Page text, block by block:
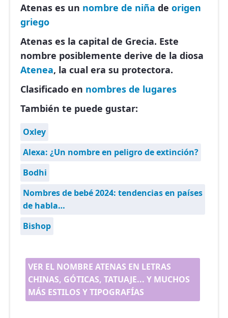
Atenas es un nombre de niña de origen
griego
Atenas es la capital de Grecia. Este
nombre posiblemente derive de la diosa
Atenea, la cual era su protectora.
Clasificado en nombres de lugares
También te puede gustar:
Oxley
Alexa: ¿Un nombre en peligro de extinción?
Bodhi
Nombres de bebé 2024: tendencias en países
de habla…
Bishop
VER EL NOMBRE ATENAS EN LETRAS
CHINAS, GÓTICAS, TATUAJE... Y MUCHOS
MÁS ESTILOS Y TIPOGRAFÍAS